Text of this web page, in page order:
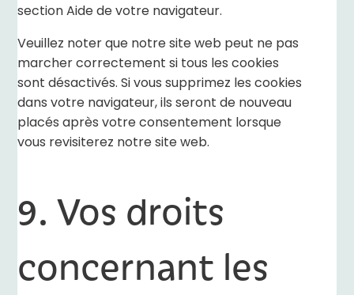
section Aide de votre navigateur.
Veuillez noter que notre site web peut ne pas
marcher correctement si tous les cookies
sont désactivés. Si vous supprimez les cookies
dans votre navigateur, ils seront de nouveau
placés après votre consentement lorsque
vous revisiterez notre site web.
9. Vos droits
concernant les